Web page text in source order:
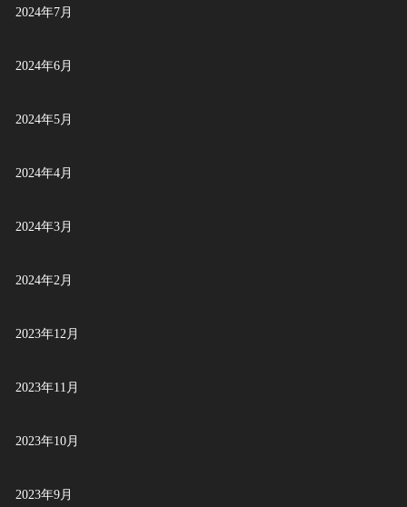
2024年7月
2024年6月
2024年5月
2024年4月
2024年3月
2024年2月
2023年12月
2023年11月
2023年10月
2023年9月